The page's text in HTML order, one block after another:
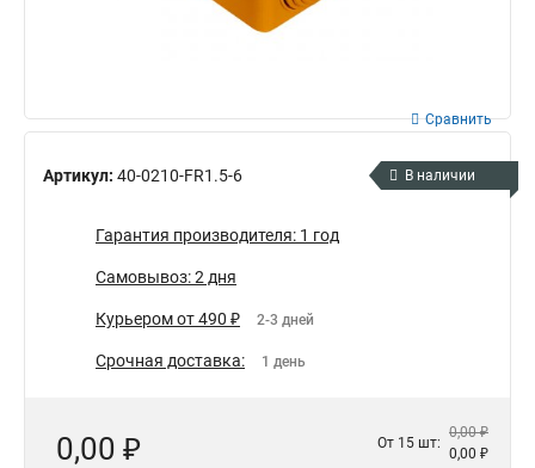
Артикул: 40-0210-FR1.5-6
Сравнить
В наличии
Гарантия производителя: 1 год
Самовывоз: 2 дня
Курьером от 490 ₽ 2-3 дней
Срочная доставка: 1 день
0,00 ₽ От 15 шт:
0,00 ₽
0,00 ₽